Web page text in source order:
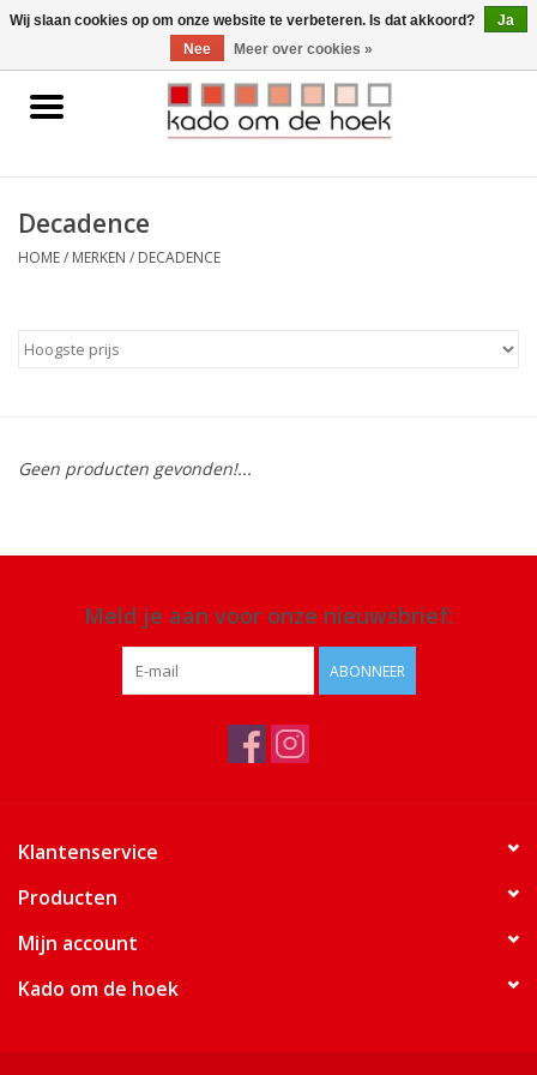
0 Artikelen - €0,00
Home
Gadgets
Decadence
HOME/ MERKEN / DECADENCE
Geen producten gevonden!...
Meld je aan voor onze nieuwsbrief:
ABONNEER
Klantenservice
Producten
Mijn account
Kado om de hoek
Wij slaan cookies op om onze website te verbeteren. Is dat akkoord?
Ja
Nee
Meer over cookies »